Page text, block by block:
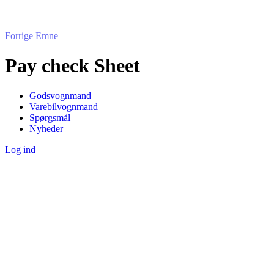
Forrige Emne
Pay check Sheet
Godsvognmand
Varebilvognmand
Spørgsmål
Nyheder
Log ind